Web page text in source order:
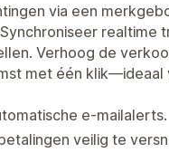
via een
realtime
Verhoog de
met één
e-mailalerts.
veilig te